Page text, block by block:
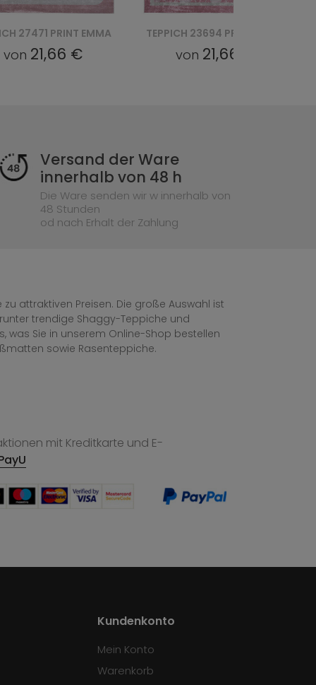
23694 PRINT EMMA
von 21,66 €
TEPPICH 23691 PRINT EMMA
von 21,66 €
Versand der Ware
innerhalb von 48 h
Die Ware senden wir w innerhalb von
48 Stunden
od nach Erhalt der Zahlung
attraktiven Preisen. Die große Auswahl ist
trendige Shaggy-Teppiche und
was Sie in unserem Online-Shop bestellen
sowie Rasenteppiche.
mit Kreditkarte und E-
Kundenkonto
Mein Konto
Warenkorb